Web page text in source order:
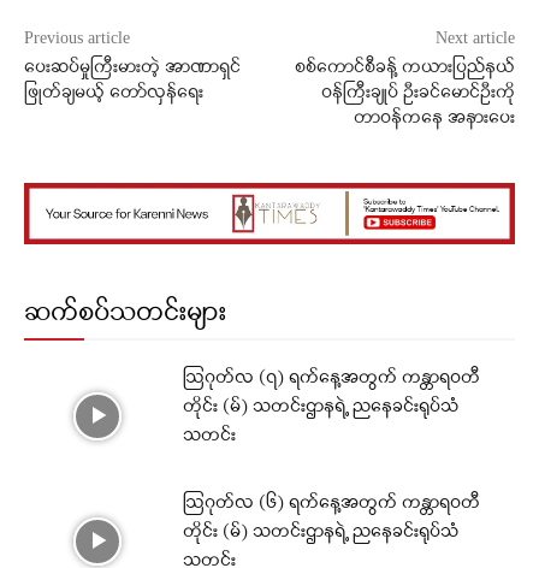
Previous article
ပေးဆပ်မှုကြီးမားတဲ့ အာဏာရှင်
ဖြုတ်ချမယ့် တော်လှန်ရေး
Next article
စစ်ကောင်စီခန့် ကယားပြည်နယ်
ဝန်ကြီးချုပ် ဦးခင်မောင်ဦးကို
တာဝန်ကနေ အနားပေး
ဆက်စပ်သတင်းများ
ဩဂုတ်လ (၇) ရက်နေ့အတွက် ကန္တာရဝတီ
တိုင်း (မ်) သတင်းဌာနရဲ့ ညနေခင်းရုပ်သံ
သတင်း
ဩဂုတ်လ (၆) ရက်နေ့အတွက် ကန္တာရဝတီ
တိုင်း (မ်) သတင်းဌာနရဲ့ ညနေခင်းရုပ်သံ
သတင်း